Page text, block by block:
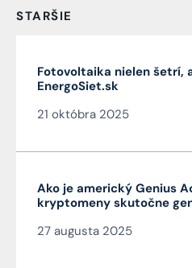
STARŠIE
Fotovoltaika nielen šetrí,
EnergoSiet.sk
21 októbra 2025
Ako je americký Genius
kryptomeny skutočne
27 augusta 2025